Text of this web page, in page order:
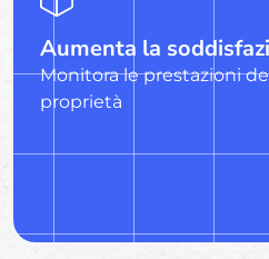
Aumenta la
Monitora le prestazioni
proprietà